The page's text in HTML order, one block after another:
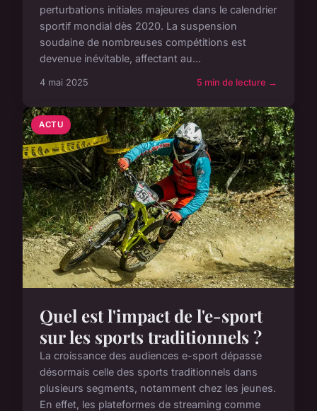
perturbations initiales majeures dans le calendrier
sportif mondial dès 2020. La suspension
soudaine de nombreuses compétitions est
devenue inévitable, affectant au...
4 mai 2025 5 min de lecture →
ACTU
Quel est l'impact de l'e-sport
sur les sports traditionnels ?
La croissance des audiences e-sport dépasse
désormais celle des sports traditionnels dans
plusieurs segments, notamment chez les jeunes.
En effet, les plateformes de streaming comme